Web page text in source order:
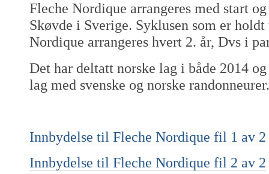
Fleche Nordique arrangeres med start
Skøvde i Sverige. Syklusen som er
Nordique arrangeres hvert 2. år, Dvs i
Det har deltatt norske lag i både 2014
lag med svenske og norske randonneurer.
Innbydelse til Fleche Nordique fil 1 av 2
Innbydelse til Fleche Nordique fil 2 av 2